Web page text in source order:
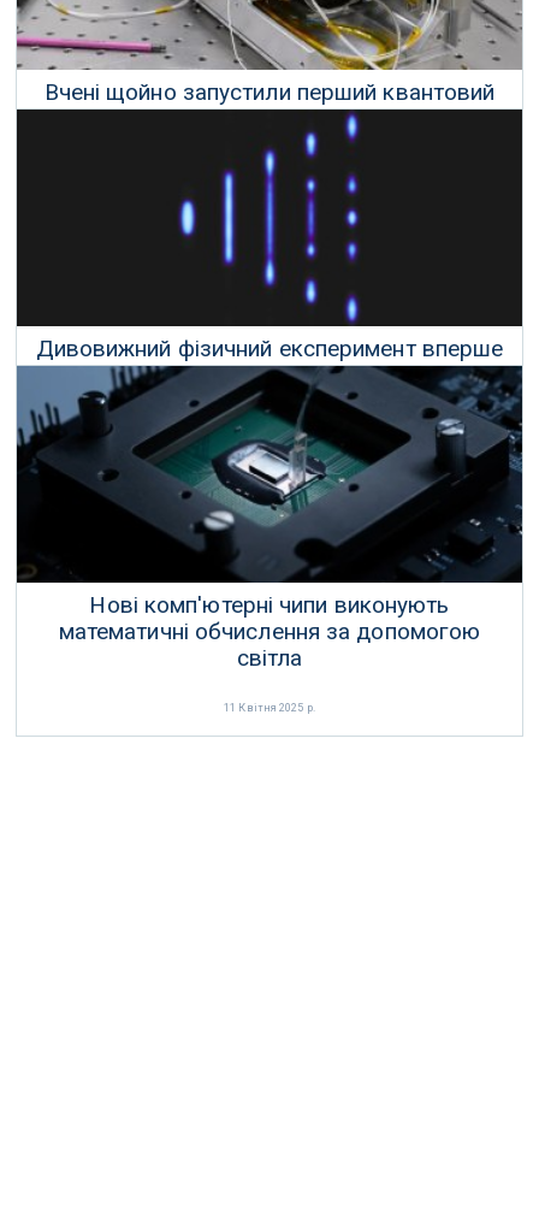
Вчені щойно запустили перший квантовий
комп'ютер у космос
01 Серпня 2025 р.
Дивовижний фізичний експеримент вперше
виявив «квантовий дощ»
23 Квітня 2025 р.
Нові комп'ютерні чипи виконують
математичні обчислення за допомогою
світла
11 Квітня 2025 р.